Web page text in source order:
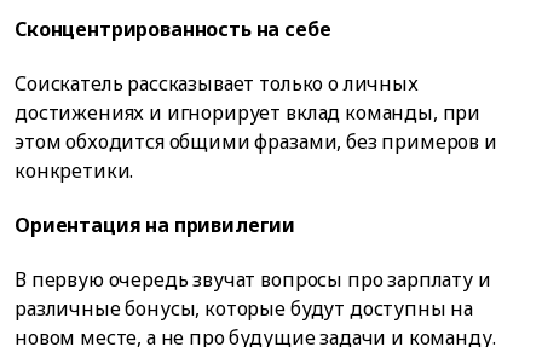
Сконцентрированность на себе
Соискатель рассказывает только о личных
достижениях и игнорирует вклад команды, при
этом обходится общими фразами, без примеров и
конкретики.
Ориентация на привилегии
В первую очередь звучат вопросы про зарплату и
различные бонусы, которые будут доступны на
новом месте, а не про будущие задачи и команду.